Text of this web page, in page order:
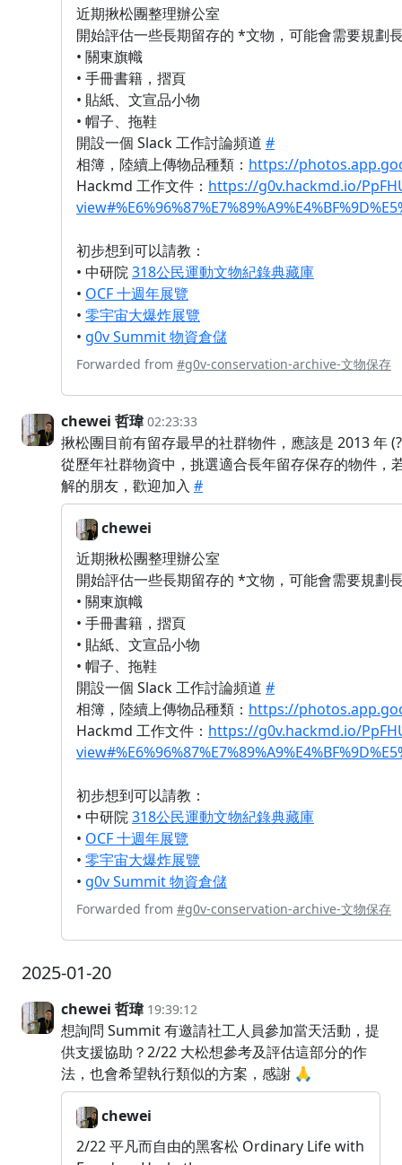
近期揪松團整理辦公室
開始評估一些長期留存的 *文物，可能會需要規劃
• 關東旗幟
• 手冊書籍，摺頁
• 貼紙、文宣品小物
• 帽子、拖鞋
開設一個 Slack 工作討論頻道 #
相簿，陸續上傳物品種類： https://
Hackmd 工作文件： https://g0v.hackmd.io/
初步想到可以請教：
• 中研院318公民運動文物紀錄典藏庫
• OCF 十週年展覽
• 零宇宙大爆炸展覽
• g0v Summit 物資倉儲
Forwarded from #g0v-conservation-archive-文物保存
chewei 哲瑋 02:23:33
揪松團目前有留存最早的社群物件，應該是 2013 年
從歷年社群物資中，挑選適合長年留存保存的物件，
解的朋友，歡迎加入 #
chewei
近期揪松團整理辦公室
開始評估一些長期留存的 *文物，可能會需要規劃
• 關東旗幟
• 手冊書籍，摺頁
• 貼紙、文宣品小物
• 帽子、拖鞋
開設一個 Slack 工作討論頻道 #
相簿，陸續上傳物品種類： https://
Hackmd 工作文件： https://g0v.hackmd.io/
初步想到可以請教：
• 中研院318公民運動文物紀錄典藏庫
• OCF 十週年展覽
• 零宇宙大爆炸展覽
• g0v Summit 物資倉儲
Forwarded from #g0v-conservation-archive-文物保存
2025-01-20
chewei 哲瑋 19:39:12
想詢問 Summit 有邀請社工人員參加當天活動，提
供支援協助？2/22 大松想參考及評估這部分的作
法，也會希望執行類似的方案，感謝 🙏
chewei
2/22 平凡而自由的黑客松 Ordinary Life with